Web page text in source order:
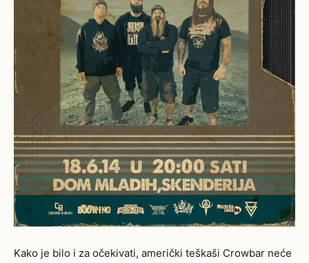
Kako je bilo i za očekivati, američki teškaši Crowbar neće